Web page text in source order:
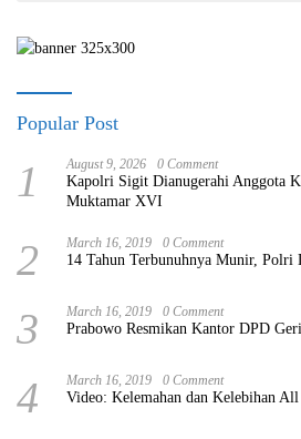
Popular Post
1 August 9, 2026 0 Comment
Kapolri Sigit Dianugerahi Anggota
Muktamar XVI
2 March 16, 2019 0 Comment
14 Tahun Terbunuhnya Munir, Polri
3 March 16, 2019 0 Comment
Prabowo Resmikan Kantor DPD
4 March 16, 2019 0 Comment
Video: Kelemahan dan Kelebihan